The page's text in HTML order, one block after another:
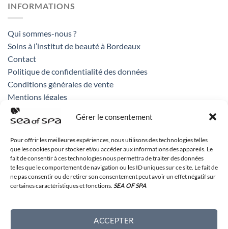
Gérer le consentement
Pour offrir les meilleures expériences, nous utilisons des technologies telles
que les cookies pour stocker et/ou accéder aux informations des appareils. Le
fait de consentir à ces technologies nous permettra de traiter des données
telles que le comportement de navigation ou les ID uniques sur ce site. Le fait de
ne pas consentir ou de retirer son consentement peut avoir un effet négatif sur
certaines caractéristiques et fonctions. SEA OF SPA
ACCEPTER
INFORMATIONS
Qui sommes-nous ?
Soins à l’institut de beauté à Bordeaux
Contact
Politique de confidentialité des données
Conditions générales de vente
Mentions légales
Sea of Spa France
71 rue des remparts
33 000 Bordeaux
05 56 48 99 32